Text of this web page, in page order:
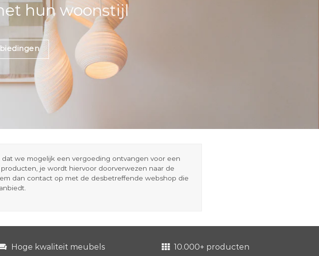
hun woonstijl
we mogelijk een vergoeding ontvangen voor een
je wordt hiervoor doorverwezen naar de
dan contact op met de desbetreffende webshop die
Hoge kwaliteit meubels 10.000+ producten